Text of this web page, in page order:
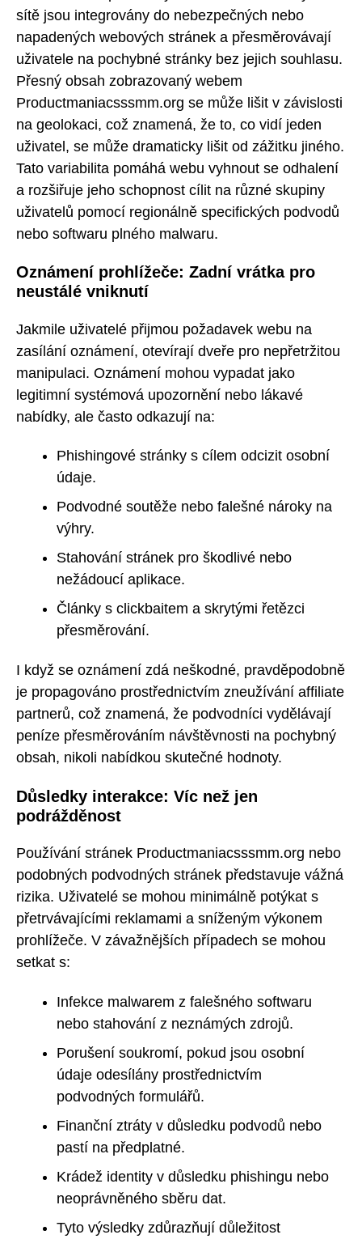
sítě jsou integrovány do nebezpečných nebo
napadených webových stránek a přesměrovávají
uživatele na pochybné stránky bez jejich souhlasu.
Přesný obsah zobrazovaný webem
Productmaniacsssmm.org se může lišit v závislosti
na geolokaci, což znamená, že to, co vidí jeden
uživatel, se může dramaticky lišit od zážitku jiného.
Tato variabilita pomáhá webu vyhnout se odhalení
a rozšiřuje jeho schopnost cílit na různé skupiny
uživatelů pomocí regionálně specifických podvodů
nebo softwaru plného malwaru.
Oznámení prohlížeče: Zadní vrátka pro
neustálé vniknutí
Jakmile uživatelé přijmou požadavek webu na
zasílání oznámení, otevírají dveře pro nepřetržitou
manipulaci. Oznámení mohou vypadat jako
legitimní systémová upozornění nebo lákavé
nabídky, ale často odkazují na:
Phishingové stránky s cílem odcizit osobní
údaje.
Podvodné soutěže nebo falešné nároky na
výhry.
Stahování stránek pro škodlivé nebo
nežádoucí aplikace.
Články s clickbaitem a skrytými řetězci
přesměrování.
I když se oznámení zdá neškodné, pravděpodobně
je propagováno prostřednictvím zneužívání affiliate
partnerů, což znamená, že podvodníci vydělávají
peníze přesměrováním návštěvnosti na pochybný
obsah, nikoli nabídkou skutečné hodnoty.
Důsledky interakce: Víc než jen
podrážděnost
Používání stránek Productmaniacsssmm.org nebo
podobných podvodných stránek představuje vážná
rizika. Uživatelé se mohou minimálně potýkat s
přetrvávajícími reklamami a sníženým výkonem
prohlížeče. V závažnějších případech se mohou
setkat s:
Infekce malwarem z falešného softwaru
nebo stahování z neznámých zdrojů.
Porušení soukromí, pokud jsou osobní
údaje odesílány prostřednictvím
podvodných formulářů.
Finanční ztráty v důsledku podvodů nebo
pastí na předplatné.
Krádež identity v důsledku phishingu nebo
neoprávněného sběru dat.
Tyto výsledky zdůrazňují důležitost